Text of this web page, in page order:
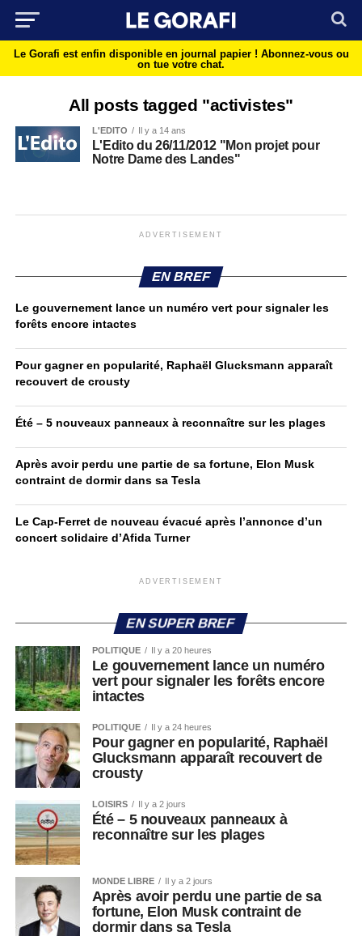
Le Gorafi est enfin disponible en journal papier ! Abonnez-vous ou
on tue votre chat.
All posts tagged "activistes"
L'EDITO Il y a 14 ans
L'Edito du 26/11/2012 "Mon projet pour
Notre Dame des Landes"
ADVERTISEMENT
EN BREF
Le gouvernement lance un numéro vert pour signaler les
forêts encore intactes
Pour gagner en popularité, Raphaël Glucksmann apparaît
recouvert de crousty
Été – 5 nouveaux panneaux à reconnaître sur les plages
Après avoir perdu une partie de sa fortune, Elon Musk
contraint de dormir dans sa Tesla
Le Cap-Ferret de nouveau évacué après l’annonce d’un
concert solidaire d’Afida Turner
ADVERTISEMENT
EN SUPER BREF
POLITIQUE Il y a 20 heures
Le gouvernement lance un numéro
vert pour signaler les forêts encore
intactes
POLITIQUE Il y a 24 heures
Pour gagner en popularité, Raphaël
Glucksmann apparaît recouvert de
crousty
LOISIRS Il y a 2 jours
Été – 5 nouveaux panneaux à
reconnaître sur les plages
MONDE LIBRE Il y a 2 jours
Après avoir perdu une partie de sa
fortune, Elon Musk contraint de
dormir dans sa Tesla